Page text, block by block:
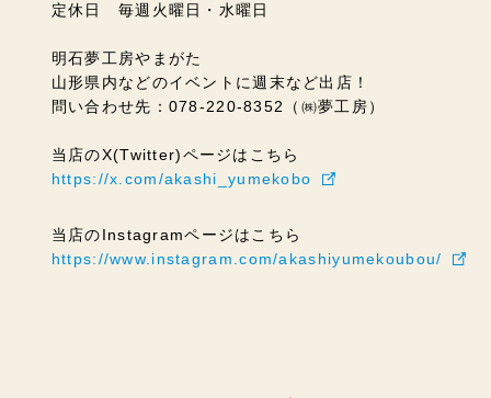
定休日 毎週火曜日・水曜日
明石夢工房やまがた
山形県内などのイベントに週末など出店！
問い合わせ先：078-220-8352（㈱夢工房）
当店のX(Twitter)ページはこちら
https://x.com/akashi_yumekobo
当店のInstagramページはこちら
https://www.instagram.com/akashiyumekoubou/